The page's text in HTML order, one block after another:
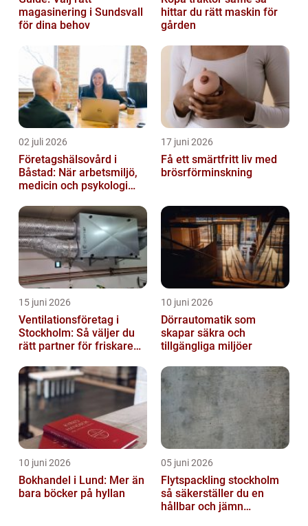
magasinering i Sundsvall
för dina behov
hittar du rätt maskin för
gården
02 juli 2026
Företagshälsovård i
Båstad: När arbetsmiljö,
medicin och psykologi
17 juni 2026
Få ett smärtfritt liv med
brösrförminskning
15 juni 2026
Ventilationsföretag i
Stockholm: Så väljer du
rätt partner för friskare
10 juni 2026
Dörrautomatik som
skapar säkra och
tillgängliga miljöer
10 juni 2026
Bokhandel i Lund: Mer än
bara böcker på hyllan
05 juni 2026
Flytspackling stockholm
så säkerställer du en
hållbar och jämn